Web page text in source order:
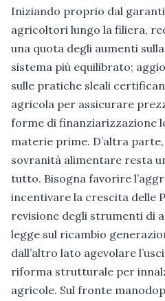
Iniziando proprio dal
agricoltori lungo la filiera,
una quota degli aumenti
sistema più equilibrato;
sulle pratiche sleali
agricola per assicurare
forme di finanziarizzazione
materie prime. D’altra
sovranità alimentare resta
tutto. Bisogna favorire
incentivare la crescita delle
revisione degli strumenti di
legge sul ricambio
dall’altro lato agevolare
riforma strutturale per
agricole. Sul fronte